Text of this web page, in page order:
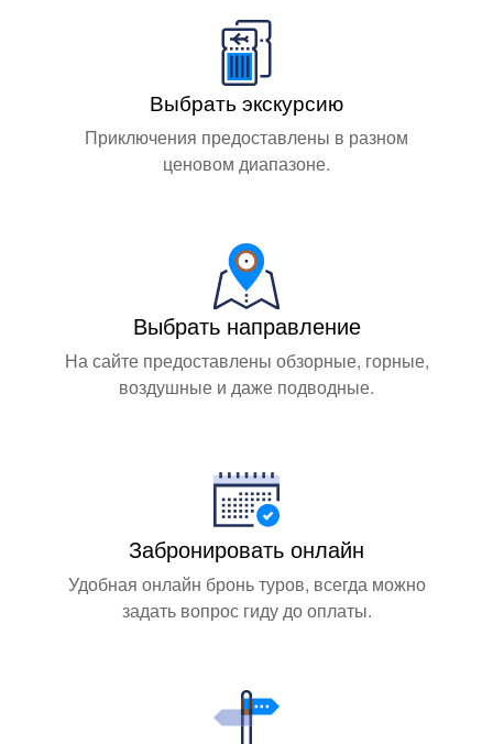
Выбрать экскурсию
Приключения предоставлены в разном
ценовом диапазоне.
Выбрать направление
На сайте предоставлены обзорные, горные,
воздушные и даже подводные.
Забронировать онлайн
Удобная онлайн бронь туров, всегда можно
задать вопрос гиду до оплаты.